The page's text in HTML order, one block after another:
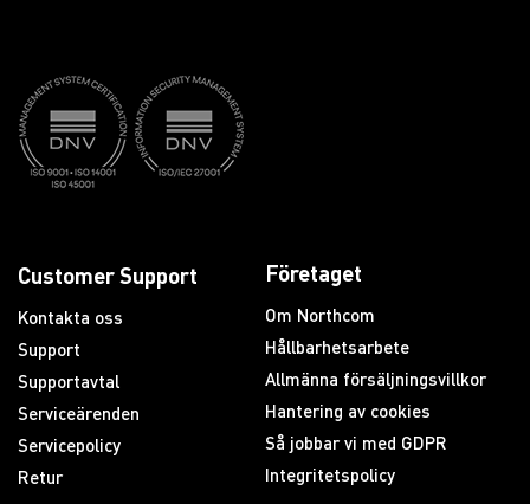
Customer Support
Kontakta oss
Support
Supportavtal
Serviceärenden
Servicepolicy
Retur
Företaget
Om Northcom
Hållbarhetsarbete
Allmänna försäljningsvillkor
Hantering av cookies
Så jobbar vi med GDPR
Integritetspolicy